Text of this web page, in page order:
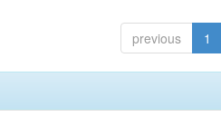
previous 1